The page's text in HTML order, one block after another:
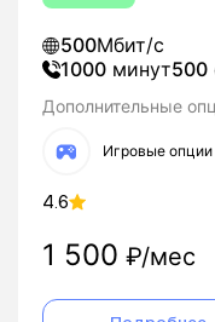
500Мбит/с
1000 минут500
Дополнительные
Игровые опции
4.6
1 500 ₽/мес